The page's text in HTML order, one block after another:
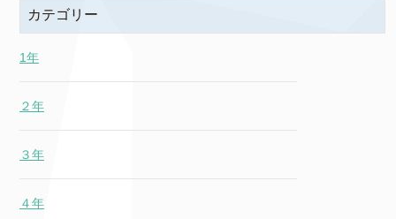
カテゴリー
1年
２年
３年
４年